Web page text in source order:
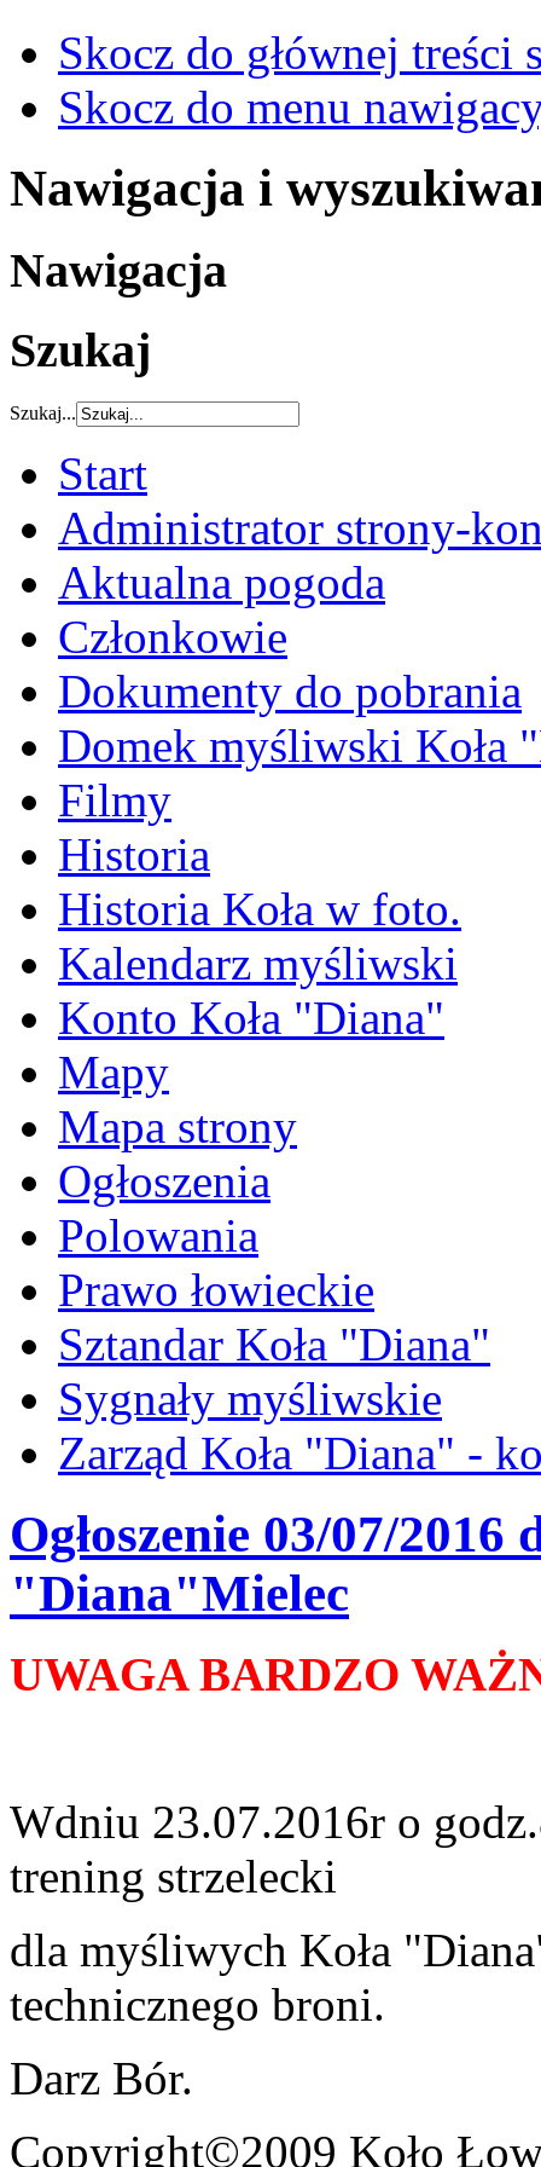
Skocz do głównej treści
Skocz do menu
Nawigacja i
Nawigacja
Szukaj
Szukaj...
Start
Administrator strony-
Aktualna pogoda
Członkowie
Dokumenty do pobrania
Domek myśliwski Koła
Filmy
Historia
Historia Koła w foto.
Kalendarz myśliwski
Konto Koła "Diana"
Mapy
Mapa strony
Ogłoszenia
Polowania
Prawo łowieckie
Sztandar Koła "Diana"
Sygnały myśliwskie
Zarząd Koła "Diana" -
Ogłoszenie 03/07/
"Diana"Mielec
UWAGA BARDZO
Wdniu 23.07.2016r o
trening strzelecki
dla myśliwych Koła
technicznego broni.
Darz Bór.
Copyright©2009 Koło